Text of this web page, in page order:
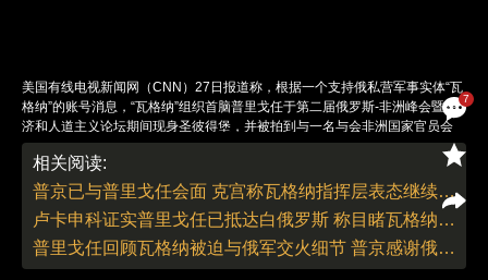
7
美国有线电视新闻网（CNN）27日报道称，根据一个支持俄私营军事实体“瓦
格纳”的账号消息，“瓦格纳”组织首脑普里戈任于第二届俄罗斯-非洲峰会暨经
济和人道主义论坛期间现身圣彼得堡，并被拍到与一名与会非洲国家官员会
面。CNN称，无法确认与普里戈任会面的非洲官员具体身份，但他戴着与峰
会上其他官员一样的挂绳。
责任编辑：曹艳 | 版面编辑：曹艳
相关阅读:
普京已与普里戈任会面 克宫称瓦格纳指挥层表态继续忠实支持普京
卢卡申科证实普里戈任已抵达白俄罗斯 称目睹瓦格纳兵变令自己心痛
普里戈任回顾瓦格纳被迫与俄军交火细节 普京感谢俄武装和民众支持